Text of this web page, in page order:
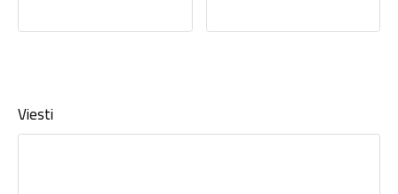
Viesti